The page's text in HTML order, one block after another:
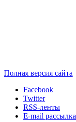
Полная версия сайта
Facebook
Twitter
RSS-ленты
E-mail рассылка